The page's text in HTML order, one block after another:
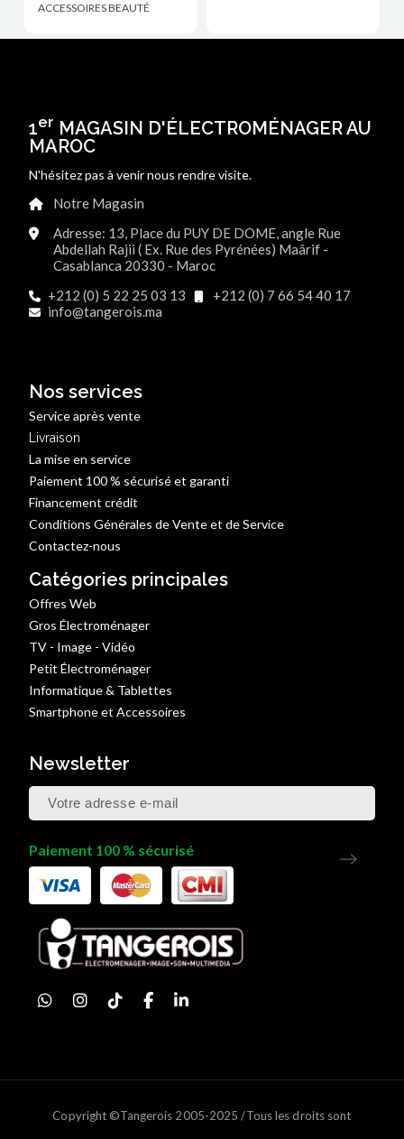
ACCESSOIRES BEAUTÉ
1er MAGASIN D'ÉLECTROMÉNAGER AU
MAROC
N'hésitez pas à venir nous rendre visite.
Notre Magasin
Adresse: 13, Place du PUY DE DOME, angle Rue
Abdellah Rajii ( Ex. Rue des Pyrénées) Maârif -
Casablanca 20330 - Maroc
+212 (0) 5 22 25 03 13
+212 (0) 7 66 54 40 17
info@tangerois.ma
Nos services
Service après vente
Livraison
La mise en service
Paiement 100 % sécurisé et garanti
Financement crédit
Conditions Générales de Vente et de Service
Contactez-nous
Catégories principales
Offres Web
Gros Électroménager
TV - Image - Vidéo
Petit Électroménager
Informatique & Tablettes
Smartphone et Accessoires
Newsletter
Paiement 100 % sécurisé
Copyright ©Tangerois 2005-2025 /Tous les droits sont